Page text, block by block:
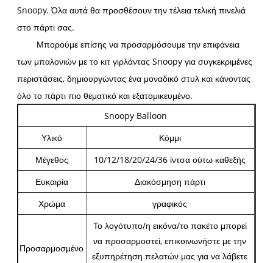
Snoopy. Όλα αυτά θα προσθέσουν την τέλεια τελική πινελιά
στο πάρτι σας.
Μπορούμε επίσης να προσαρμόσουμε την επιφάνεια
των μπαλονιών με το κιτ γιρλάντας Snoopy για συγκεκριμένες
περιστάσεις, δημιουργώντας ένα μοναδικό στυλ και κάνοντας
όλο το πάρτι πιο θεματικό και εξατομικευμένο.
Snoopy Balloon
Υλικό
Κόμμι
Μέγεθος
10/12/18/20/24/36 ίντσα ούτω καθεξής
Ευκαιρία
Διακόσμηση πάρτι
Χρώμα
γραφικός
Προσαρμοσμένο
Το λογότυπο/η εικόνα/το πακέτο μπορεί
να προσαρμοστεί, επικοινωνήστε με την
εξυπηρέτηση πελατών μας για να λάβετε